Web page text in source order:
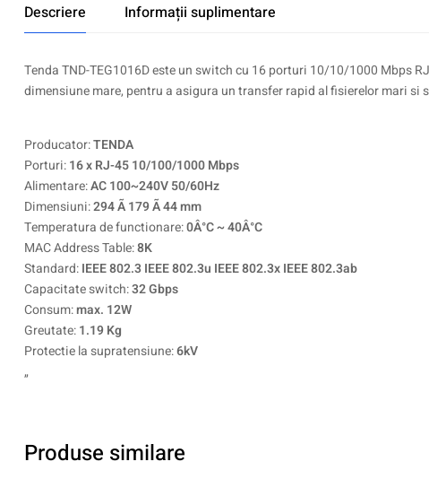
Descriere Informații suplimentare
Tenda TND-TEG1016D este un switch cu 16 porturi 10/10/1000 Mbps
dimensiune mare, pentru a asigura un transfer rapid al fisierelor mari
Producator:TENDA
Porturi:16 x RJ-45 10/100/1000 Mbps
Alimentare:AC 100~240V 50/60Hz
Dimensiuni:294 Ã 179 Ã 44 mm
Temperatura de functionare:0Â°C ~ 40Â°C
MAC Address Table:8K
Standard:IEEE 802.3 IEEE 802.3u IEEE 802.3x IEEE 802.3ab
Capacitate switch:32 Gbps
Consum:max. 12W
Greutate:1.19 Kg
Protectie la supratensiune:6kV
„
Produse similare